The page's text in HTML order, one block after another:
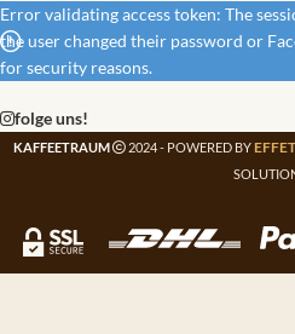
Error validating access token: The
the user changed their password or
for security reasons.
folge uns!
KAFFEETRAUM 2024 - POWERED BY